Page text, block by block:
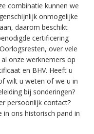
combinatie kunnen we
onmogelijke
daarom beschikt
certificering
over vele
onze werknemers op
en BHV. Heeft u
wilt u weten of we u in
bij sonderingen?
persoonlijk contact?
ons historisch pand in